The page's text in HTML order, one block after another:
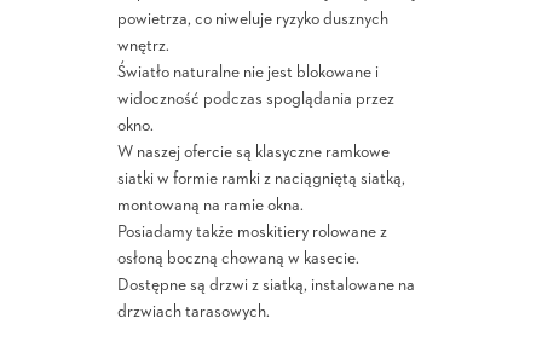
powietrza, co niweluje ryzyko dusznych
wnętrz.
Światło naturalne nie jest blokowane i
widoczność podczas spoglądania przez
okno.
W naszej ofercie są klasyczne ramkowe
siatki w formie ramki z naciągniętą siatką,
montowaną na ramie okna.
Posiadamy także moskitiery rolowane z
osłoną boczną chowaną w kasecie.
Dostępne są drzwi z siatką, instalowane na
drzwiach tarasowych.